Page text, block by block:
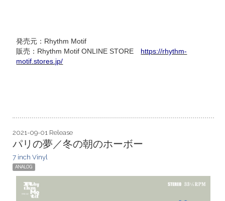
発売元：Rhythm Motif
販売：Rhythm Motif ONLINE STORE https://rhythm-
motif.stores.jp/
2021-09-01 Release
パリの夢／冬の朝のホーボー
7 inch Vinyl
ANALOG